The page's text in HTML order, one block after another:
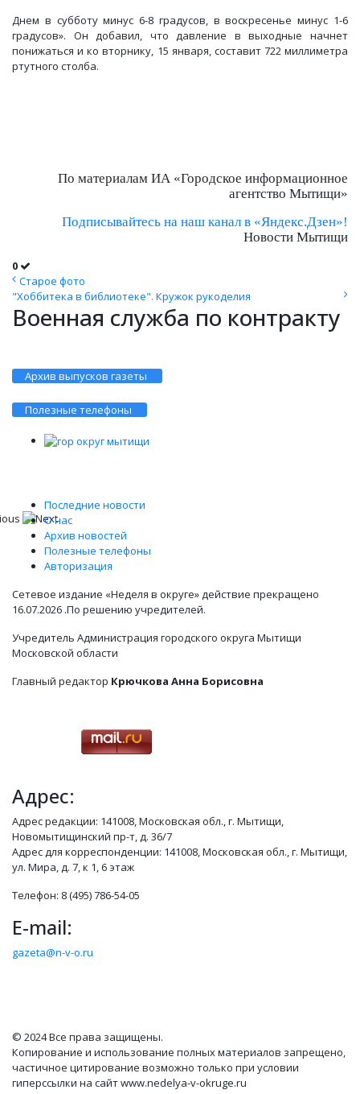
Днем в субботу минус 6-8 градусов, в воскресенье минус 1-6
градусов». Он добавил, что давление в выходные начнет
понижаться и ко вторнику, 15 января, составит 722 миллиметра
ртутного столба.
По материалам ИА «Городское информационное
агентство Мытищи»
Подписывайтесь на наш канал в «Яндекс.Дзен»!
Новости Мытищи
0
Старое фото
"Хоббитека в библиотеке". Кружок рукоделия
Военная служба по контракту
Архив выпусков газеты
Полезные телефоны
Последние новости
О нас
Архив новостей
Полезные телефоны
Авторизация
Сетевое издание «Неделя в округе» действие прекращено
16.07.2026 .По решению учредителей.
Учредитель Администрация городского округа Мытищи
Московской области
Главный редактор Крючкова Анна Борисовна
Адрес:
Адрес редакции: 141008, Московская обл., г. Мытищи,
Новомытищинский пр-т, д. 36/7
Адрес для корреспонденции: 141008, Московская обл., г. Мытищи,
ул. Мира, д. 7, к 1, 6 этаж
Телефон: 8 (495) 786-54-05
E-mail:
gazeta@n-v-o.ru
© 2024 Все права защищены.
Копирование и использование полных материалов запрещено,
частичное цитирование возможно только при условии
гиперссылки на сайт www.nedelya-v-okruge.ru